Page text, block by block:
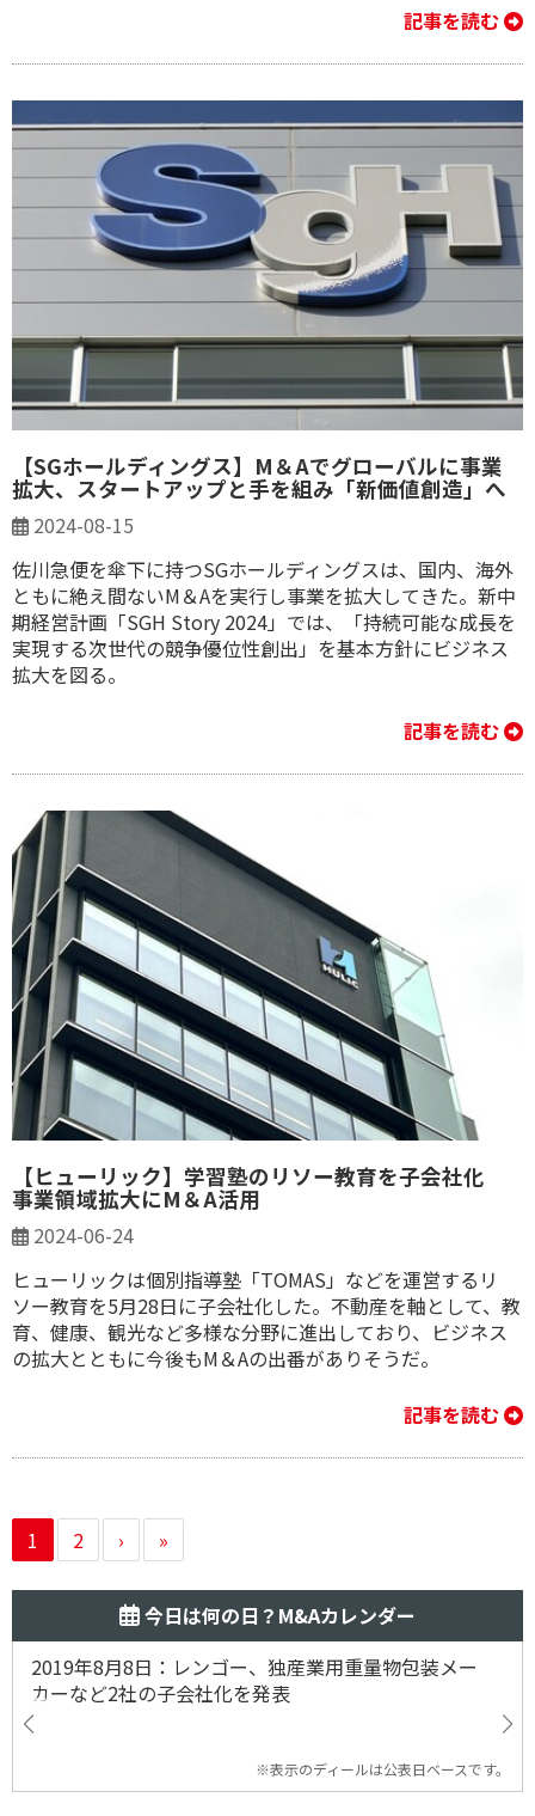
記事を読む
【SGホールディングス】M＆Aでグローバルに事業
拡大、スタートアップと手を組み「新価値創造」へ
2024-08-15
佐川急便を傘下に持つSGホールディングスは、国内、海外
ともに絶え間ないM＆Aを実行し事業を拡大してきた。新中
期経営計画「SGH Story 2024」では、「持続可能な成長を
実現する次世代の競争優位性創出」を基本方針にビジネス
拡大を図る。
記事を読む
【ヒューリック】学習塾のリソー教育を子会社化
事業領域拡大にM＆A活用
2024-06-24
ヒューリックは個別指導塾「TOMAS」などを運営するリ
ソー教育を5月28日に子会社化した。不動産を軸として、教
育、健康、観光など多様な分野に進出しており、ビジネス
の拡大とともに今後もM＆Aの出番がありそうだ。
記事を読む
1 2 › »
今日は何の日？M&Aカレンダー
2019年8月8日：レンゴー、独産業用重量物包装メー
カーなど2社の子会社化を発表
※表示のディールは公表日ベースです。